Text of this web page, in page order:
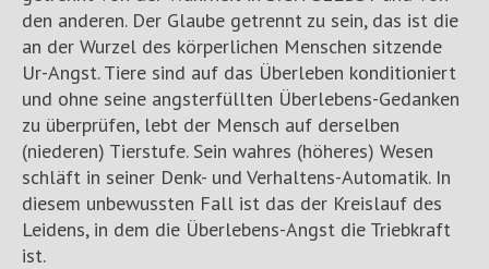
den anderen. Der Glaube getrennt zu sein, das ist die
an der Wurzel des körperlichen Menschen sitzende
Ur-Angst. Tiere sind auf das Überleben konditioniert
und ohne seine angsterfüllten Überlebens-Gedanken
zu überprüfen, lebt der Mensch auf derselben
(niederen) Tierstufe. Sein wahres (höheres) Wesen
schläft in seiner Denk- und Verhaltens-Automatik. In
diesem unbewussten Fall ist das der Kreislauf des
Leidens, in dem die Überlebens-Angst die Triebkraft
ist.